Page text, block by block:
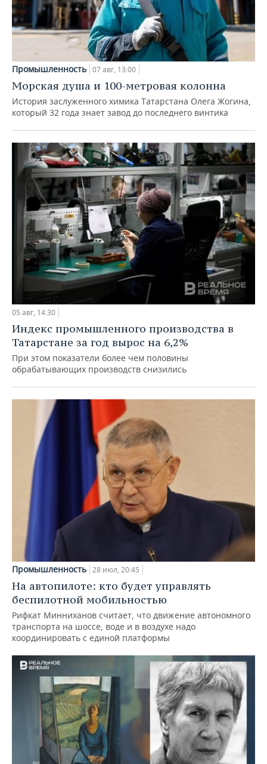
Промышленность 07 авг, 13:00
Морская душа и 100-метровая колонна
История заслуженного химика Татарстана Олега Жогина,
который 32 года знает завод до последнего винтика
05 авг, 14:30
Индекс промышленного производства в
Татарстане за год вырос на 6,2%
При этом показатели более чем половины
обрабатывающих производств снизились
Промышленность 28 июл, 20:45
На автопилоте: кто будет управлять
беспилотной мобильностью
Рифкат Минниханов считает, что движение автономного
транспорта на шоссе, воде и в воздухе надо
координировать с единой платформы